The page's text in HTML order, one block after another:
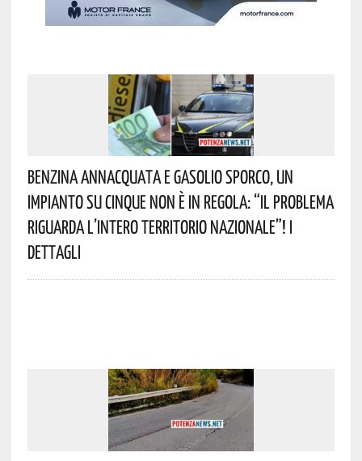
Benzina Annacquata E Gasolio Sporco, Un
Impianto Su Cinque Non È In Regola: “il Problema
Riguarda L’intero Territorio Nazionale”! I
Dettagli